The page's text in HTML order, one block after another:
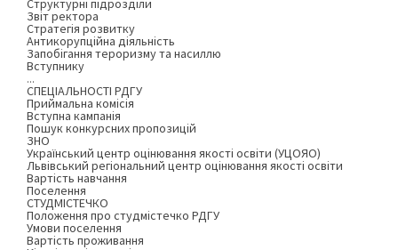
Звіт ректора
Стратегія розвитку
Антикорупційна діяльність
Запобігання тероризму та насиллю
Вступнику
...
СПЕЦІАЛЬНОСТІ РДГУ
Приймальна комісія
Вступна кампанія
Пошук конкурсних пропозицій
ЗНО
Український центр оцінювання якості освіти (УЦОЯО)
Львівський регіональний центр оцінювання якості освіти
Вартість навчання
Поселення
СТУДМІСТЕЧКО
Положення про студмістечко РДГУ
Умови поселення
Вартість проживання